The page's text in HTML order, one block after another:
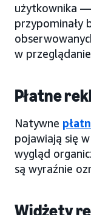
użytkownika
przypominały
w
Płatne
Natywne
pojawiają się
wygląd
są wyraźnie